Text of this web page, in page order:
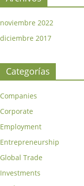
noviembre 2022
diciembre 2017
Categorías
Companies
Corporate
Employment
Entrepreneurship
Global Trade
Investments